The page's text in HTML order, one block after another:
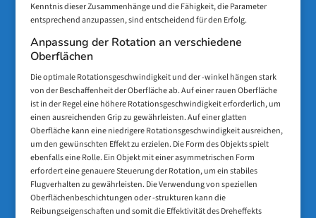
Kenntnis dieser Zusammenhänge und die Fähigkeit, die Parameter
entsprechend anzupassen, sind entscheidend für den Erfolg.
Anpassung der Rotation an verschiedene
Oberflächen
Die optimale Rotationsgeschwindigkeit und der -winkel hängen stark
von der Beschaffenheit der Oberfläche ab. Auf einer rauen Oberfläche
ist in der Regel eine höhere Rotationsgeschwindigkeit erforderlich, um
einen ausreichenden Grip zu gewährleisten. Auf einer glatten
Oberfläche kann eine niedrigere Rotationsgeschwindigkeit ausreichen,
um den gewünschten Effekt zu erzielen. Die Form des Objekts spielt
ebenfalls eine Rolle. Ein Objekt mit einer asymmetrischen Form
erfordert eine genauere Steuerung der Rotation, um ein stabiles
Flugverhalten zu gewährleisten. Die Verwendung von speziellen
Oberflächenbeschichtungen oder -strukturen kann die
Reibungseigenschaften und somit die Effektivität des Dreheffekts